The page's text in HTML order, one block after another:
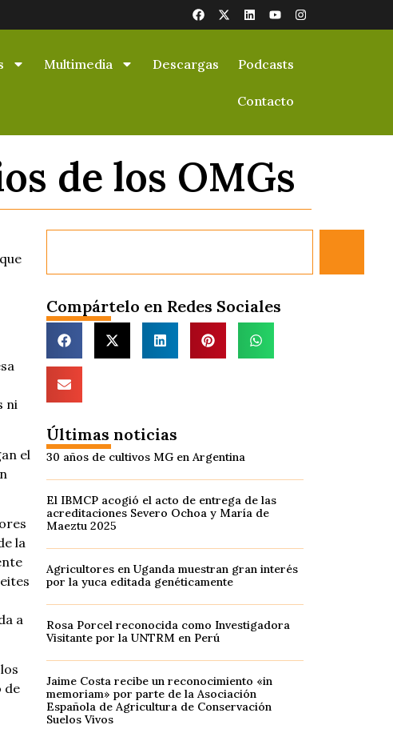
Multimedia Descargas Podcasts
Contacto
de los OMGs
ni
el
la
a
de
Compártelo en Redes Sociales
Últimas noticias
30 años de cultivos MG en Argentina
El IBMCP acogió el acto de entrega de las
acreditaciones Severo Ochoa y María de
Maeztu 2025
Agricultores en Uganda muestran gran interés
por la yuca editada genéticamente
Rosa Porcel reconocida como Investigadora
Visitante por la UNTRM en Perú
Jaime Costa recibe un reconocimiento «in
memoriam» por parte de la Asociación
Española de Agricultura de Conservación
Suelos Vivos